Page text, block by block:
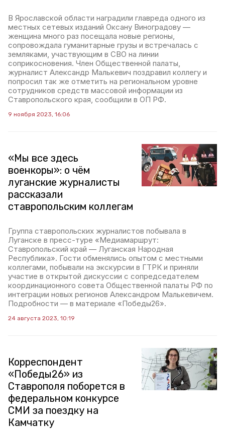
В Ярославской области наградили главреда одного из
местных сетевых изданий Оксану Виноградову —
женщина много раз посещала новые регионы,
сопровождала гуманитарные грузы и встречалась с
земляками, участвующим в СВО на линии
соприкосновения. Член Общественной палаты,
журналист Александр Малькевич поздравил коллегу и
попросил так же отметить на региональном уровне
сотрудников средств массовой информации из
Ставропольского края, сообщили в ОП РФ.
9 ноября 2023, 16:06
«Мы все здесь
военкоры»: о чём
луганские журналисты
рассказали
ставропольским коллегам
Группа ставропольских журналистов побывала в
Луганске в пресс-туре «Медиамаршрут:
Ставропольский край — Луганская Народная
Республика». Гости обменялись опытом с местными
коллегами, побывали на экскурсии в ГТРК и приняли
участие в открытой дискуссии с сопредседателем
координационного совета Общественной палаты РФ по
интеграции новых регионов Александром Малькевичем.
Подробности — в материале «Победы26».
24 августа 2023, 10:19
Корреспондент
«Победы26» из
Ставрополя поборется в
федеральном конкурсе
СМИ за поездку на
Камчатку